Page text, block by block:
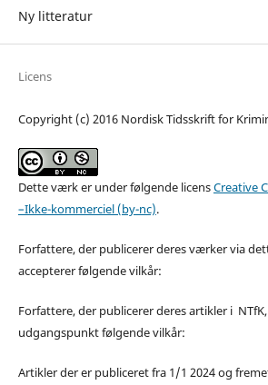
Ny litteratur
Licens
Copyright (c) 2016 Nordisk Tidsskrift for
Dette værk er under følgende licensCreative
–Ikke-kommerciel (by-nc).
Forfattere, der publicerer deres værker via
accepterer følgende vilkår:
Forfattere, der publicerer deres artikler i
udgangspunkt følgende vilkår:
Artikler der er publiceret fra 1/1 2024 og